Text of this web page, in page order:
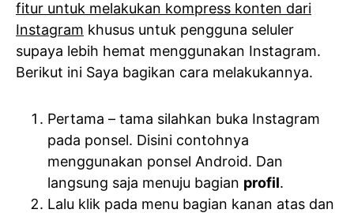
fitur untuk melakukan kompress konten dari
Instagram khusus untuk pengguna seluler
supaya lebih hemat menggunakan Instagram.
Berikut ini Saya bagikan cara melakukannya.
Pertama – tama silahkan buka Instagram
pada ponsel. Disini contohnya
menggunakan ponsel Android. Dan
langsung saja menuju bagian profil.
Lalu klik pada menu bagian kanan atas dan